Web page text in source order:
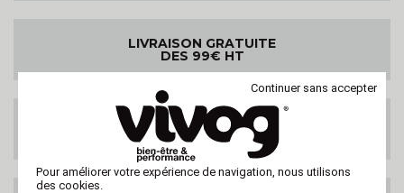
LIVRAISON GRATUITE
DES 99€ HT
LIVRAISON PARTOUT
DANS LE MONDE
Continuer sans accepter
Pour améliorer votre expérience de navigation, nous utilisons
des cookies.